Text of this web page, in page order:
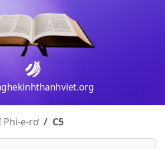
Phi-e-rơ C5